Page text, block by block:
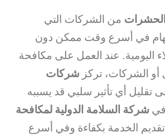
من الشركات التي
في أسرع وقت ممكن دون
اليومية. عند العمل على مكافحة
الشركات، تركز شركات
تقليل أي تأثير سلبي قد يسببه
في شركة السلامة الدولية لمكافحة
الخدمة بكفاءة وفي أسرع